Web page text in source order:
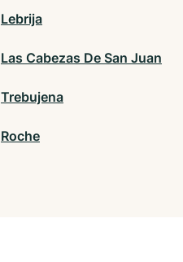
Lebrija
Las Cabezas De San Juan
Trebujena
Roche